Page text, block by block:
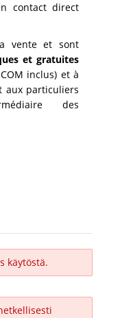
contact direct
vente et sont
et gratuites
inclus) et à
aux particuliers
des
käytöstä.